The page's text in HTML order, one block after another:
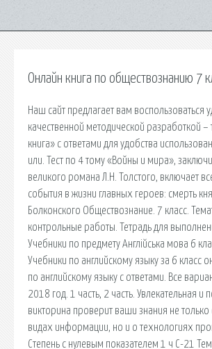
Онлайн книга по обществознанию 7
Наш сайт предлагает вам воспользоваться
качественной методической разработкой –
книга» с ответами для удобства
или. Тест по 4 тому «Войны и мира»,
великого романа Л.Н. Толстого, включает
события в жизни главных героев: смерть
Болконского Обществознание. 7 класс.
контрольные работы. Тетрадь для
Учебники по предмету Англiйська мова 6
Учебники по английскому языку за 6 класс
по английскому языку с ответами. Все
2018 год. 1 часть, 2 часть. Увлекательная и
викторина проверит ваши знания не
видах информации, но и о технологиях
Степень с нулевым показателем 1 ч С-21